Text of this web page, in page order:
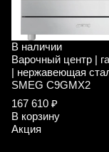
В наличии
Варочный центр |
| нержавеющая
SMEG C9GMX2
167 610 ₽
В корзину
Акция